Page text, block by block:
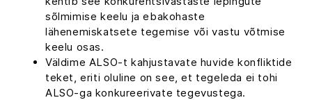
sõlmimise keelu ja ebakohaste
lähenemiskatsete tegemise või vastu võtmise
keelu osas.
Väldime ALSO-t kahjustavate huvide konfliktide
teket, eriti oluline on see, et tegeleda ei tohi
ALSO-ga konkureerivate tegevustega.